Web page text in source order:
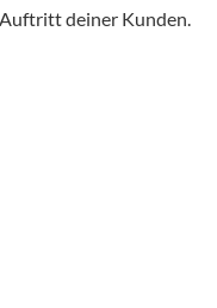
deiner Kunden.